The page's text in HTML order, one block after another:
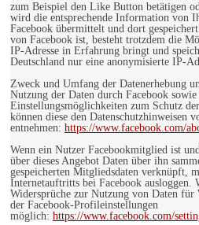
zum Beispiel den Like Button betätigen
wird die entsprechende Information von
Facebook übermittelt und dort
von Facebook ist, besteht trotzdem die
IP-Adresse in Erfahrung bringt und
Deutschland nur eine anonymisierte IP-
Zweck und Umfang der Datenerhebung
Nutzung der Daten durch Facebook
Einstellungsmöglichkeiten zum Schutz
können diese den Datenschutzhinweisen
entnehmen: https://www.facebook.com/
Wenn ein Nutzer Facebookmitglied ist
über dieses Angebot Daten über ihn
gespeicherten Mitgliedsdaten verknüpft,
Internetauftritts bei Facebook ausloggen.
Widersprüche zur Nutzung von Daten für
der Facebook-Profileinstellungen
möglich: https://www.facebook.com/